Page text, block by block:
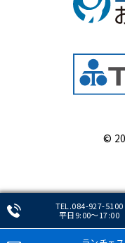
TEL.084-927-5100
平日9:00～17:00
©